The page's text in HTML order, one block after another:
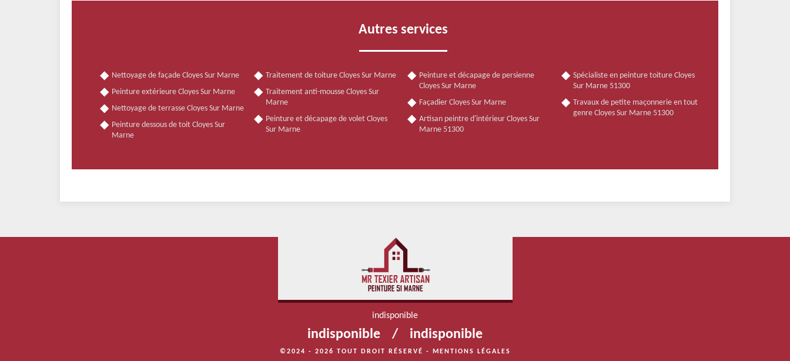
Autres services
Nettoyage de façade Cloyes Sur Marne
Peinture extérieure Cloyes Sur Marne
Nettoyage de terrasse Cloyes Sur Marne
Peinture dessous de toit Cloyes Sur
Marne
Traitement de toiture Cloyes Sur Marne
Traitement anti-mousse Cloyes Sur
Marne
Peinture et décapage de volet Cloyes
Sur Marne
Peinture et décapage de persienne
Cloyes Sur Marne
Façadier Cloyes Sur Marne
Artisan peintre d'intérieur Cloyes Sur
Marne 51300
Spécialiste en peinture toiture Cloyes
Sur Marne 51300
Travaux de petite maçonnerie en tout
genre Cloyes Sur Marne 51300
indisponible
indisponible / indisponible
©2024 - 2026 TOUT DROIT RÉSERVÉ - MENTIONS LÉGALES